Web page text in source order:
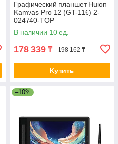
Графический планшет Huion
Kamvas Pro 12 (GT-116) 2-
024740-TOP
В наличии 10 ед.
178 339 ₸ 198 162 ₸
Купить
–10%